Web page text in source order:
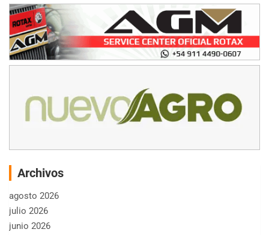
Archivos
agosto 2026
julio 2026
junio 2026